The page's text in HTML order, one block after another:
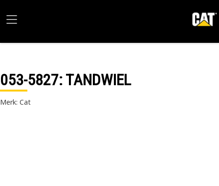
053-5827: TANDWIEL
Merk: Cat